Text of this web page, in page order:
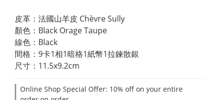
皮革：法國山羊皮 Chèvre Sully
顏色：Black Orage Taupe
線色：Black
間格：9卡1相1暗格1紙幣1拉鍊散銀
尺寸：11.5x9.2cm
Online Shop Special Offer: 10% off on your entire